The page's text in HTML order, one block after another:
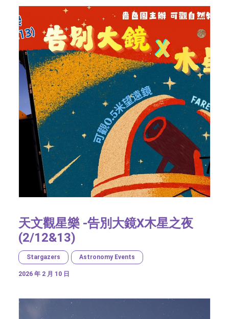
天文觀星樂 -告別大鏡X木星之夜
(2/12&13)
Stargazers Astronomy Events
2026 年 2 月 10 日